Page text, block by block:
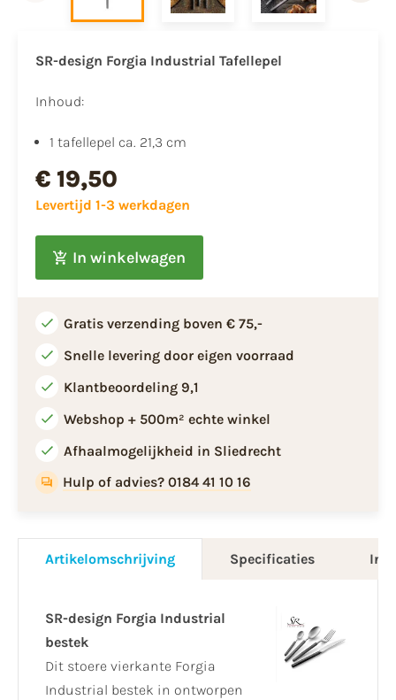
SR-design Forgia Industrial Tafellepel
Inhoud:
1 tafellepel ca. 21,3 cm
€ 19,50
Levertijd 1-3 werkdagen
In winkelwagen
Gratis verzending boven € 75,-
Snelle levering door eigen voorraad
Klantbeoordeling 9,1
Webshop + 500m² echte winkel
Afhaalmogelijkheid in Sliedrecht
Hulp of advies? 0184 41 10 16
Artikelomschrijving Specificaties
SR-design Forgia Industrial
bestek
Dit stoere vierkante Forgia
Industrial bestek in ontworpen